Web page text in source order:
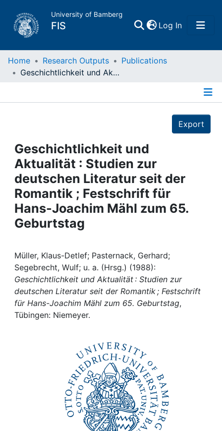
University of Bamberg
FIS Log In(current)
Home
Projects
People
Institutions
Awards
Help
Home Research Outputs
Publications
Geschichtlichkeit und Aktualität : Studien zur deutschen Literatur seit der Romantik ; Festschrift für Hans-Joachim Mähl zum 65. Geburtstag
Export
Geschichtlichkeit und
Aktualität : Studien zur
deutschen Literatur seit der
Romantik ; Festschrift für
Hans-Joachim Mähl zum 65.
Geburtstag
Müller, Klaus-Detlef; Pasternack, Gerhard;
Segebrecht, Wulf; u. a. (Hrsg.) (1988):
Geschichtlichkeit und Aktualität : Studien zur
deutschen Literatur seit der Romantik ; Festschrift
für Hans-Joachim Mähl zum 65. Geburtstag,
Tübingen: Niemeyer.